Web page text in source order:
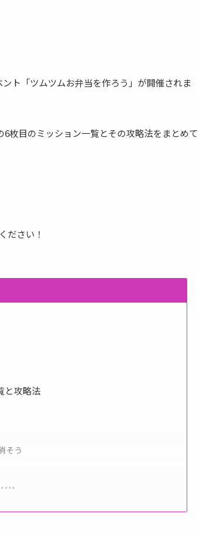
ト「ツムツムお弁当を作ろう」が開催されま
枚目のミッション一覧とその攻略法をまとめて
ださい！
と攻略法
そう